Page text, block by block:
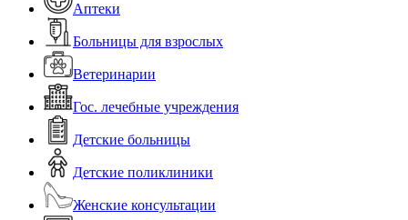
Аптеки
Больницы для взрослых
Ветеринарии
Гос. лечебные учреждения
Детские больницы
Детские поликлиники
Женские консультации